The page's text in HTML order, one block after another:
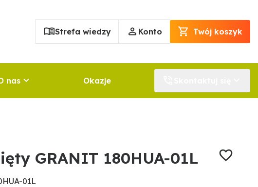
Strefa wiedzy Konto Twój koszyk
nas Okazje
GRANIT 180HUA-01L
01L